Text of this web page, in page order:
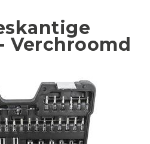
Verchroomd